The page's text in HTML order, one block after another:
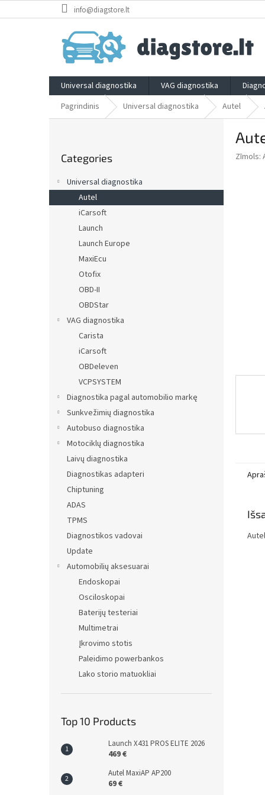
to
info@diagstore.lt
Universal diagnostika VAG diagnostika
Pagrindinis
Universal diagnostika Autel
a
r
categories
Categories
Universal diagnostika
Autel
iCarsoft
Launch
Launch Europe
MaxiEcu
Otofix
OBD-II
OBDStar
VAG diagnostika
Carista
iCarsoft
OBDeleven
VCPSYSTEM
Diagnostika pagal automobilio markę
Sunkvežimių diagnostika
Autobuso diagnostika
Motociklų diagnostika
Laivų diagnostika
Diagnostikas adapteri
Chiptuning
ADAS
TPMS
Diagnostikos vadovai
Update
Automobilių aksesuarai
Endoskopai
Osciloskopai
Baterijų testeriai
Multimetrai
Įkrovimo stotis
Paleidimo powerbankos
Lako storio matuokliai
Top 10 Products
Launch X431 PROS ELITE 2026
469 €
Autel MaxiAP AP200
69 €
Zīmols: